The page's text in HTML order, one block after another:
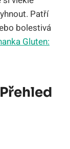
Patří
bolestivá
Gluten: